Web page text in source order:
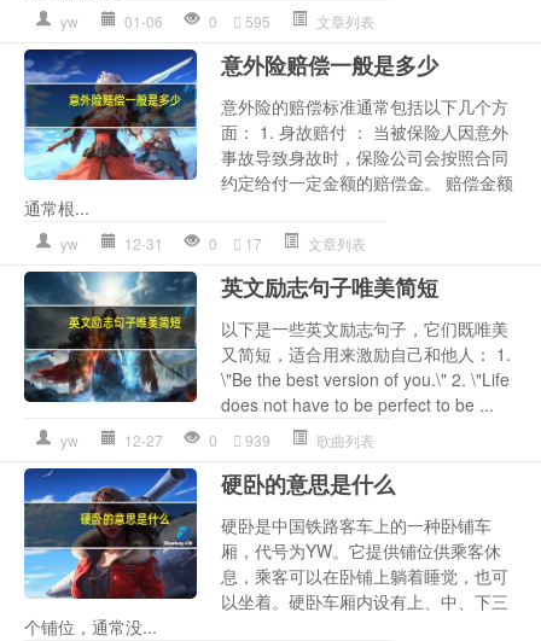
yw 01-06 0 595 文章列表
意外险赔偿一般是多少
意外险的赔偿标准通常包括以下几个方
面： 1. 身故赔付 ： 当被保险人因意外
事故导致身故时，保险公司会按照合同
约定给付一定金额的赔偿金。 赔偿金额
通常根...
yw 12-31 0 17 文章列表
英文励志句子唯美简短
以下是一些英文励志句子，它们既唯美
又简短，适合用来激励自己和他人： 1.
\"Be the best version of you.\" 2. \"Life
does not have to be perfect to be ...
yw 12-27 0 939 歌曲列表
硬卧的意思是什么
硬卧是中国铁路客车上的一种卧铺车
厢，代号为YW。它提供铺位供乘客休
息，乘客可以在卧铺上躺着睡觉，也可
以坐着。硬卧车厢内设有上、中、下三
个铺位，通常没...